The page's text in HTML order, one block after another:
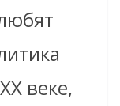
веке,